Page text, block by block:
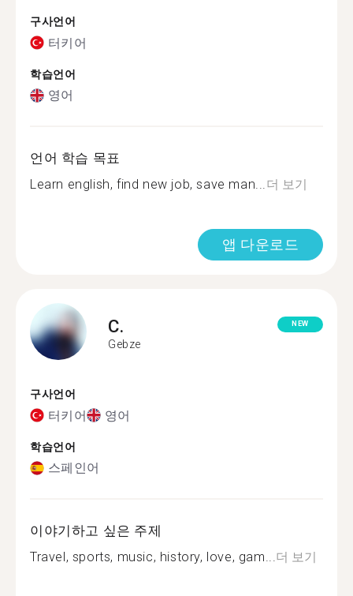
구사언어
터키어
학습언어
영어
언어 학습 목표
Learn english, find new job, save man...더 보기
앱 다운로드
C.
Gebze
NEW
구사언어
터키어 영어
학습언어
스페인어
이야기하고 싶은 주제
Travel, sports, music, history, love, gam...더 보기